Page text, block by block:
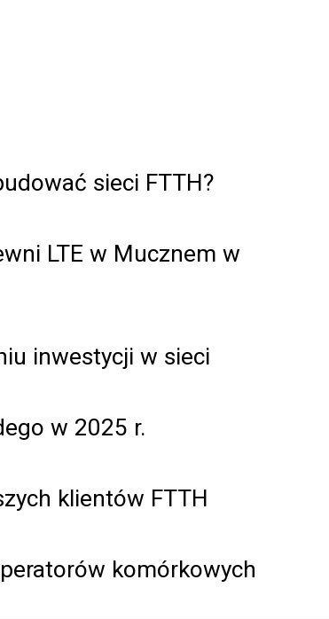
sieci FTTH?
LTE w Mucznem w
inwestycji w sieci
w 2025 r.
klientów FTTH
komórkowych